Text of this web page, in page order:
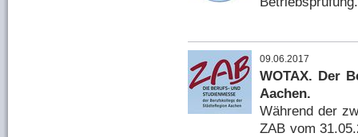
09.06.2017
WOTAX. Der
Aachen.
Während der
ZAB vom